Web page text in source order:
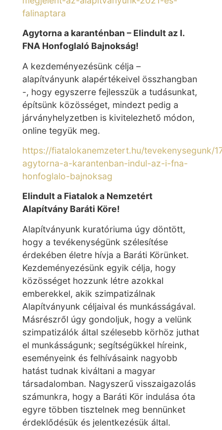
falinaptara
Agytorna a karanténban – Elindult az I.
FNA Honfoglaló Bajnokság!
A kezdeményezésünk célja –
alapítványunk alapértékeivel összhangban
-, hogy egyszerre fejlesszük a tudásunkat,
építsünk közösséget, mindezt pedig a
járványhelyzetben is kivitelezhető módon,
online tegyük meg.
https://fiatalokanemzetert.hu/tevekenysegunk/
agytorna-a-karantenban-indul-az-i-fna-
honfoglalo-bajnoksag
Elindult a Fiatalok a Nemzetért
Alapítvány Baráti Köre!
Alapítványunk kuratóriuma úgy döntött,
hogy a tevékenységünk szélesítése
érdekében életre hívja a Baráti Körünket.
Kezdeményezésünk egyik célja, hogy
közösséget hozzunk létre azokkal
emberekkel, akik szimpatizálnak
Alapítványunk céljaival és munkásságával.
Másrészről úgy gondoljuk, hogy a velünk
szimpatizálók által szélesebb körhöz juthat
el munkásságunk; segítségükkel híreink,
eseményeink és felhívásaink nagyobb
hatást tudnak kiváltani a magyar
társadalomban. Nagyszerű visszaigazolás
számunkra, hogy a Baráti Kör indulása óta
egyre többen tisztelnek meg bennünket
érdeklődésük és jelentkezésük által.